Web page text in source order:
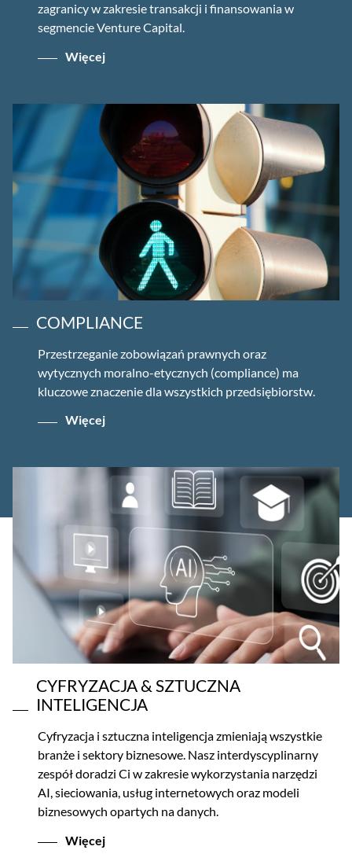
zagranicy w zakresie transakcji i finansowania w
segmencie Venture Capital.
Więcej
COMPLIANCE
Przestrzeganie zobowiązań prawnych oraz
wytycznych moralno-etycznych (compliance) ma
kluczowe znaczenie dla wszystkich przedsiębiorstw.
Więcej
CYFRYZACJA & SZTUCZNA
INTELIGENCJA
Cyfryzacja i sztuczna inteligencja zmieniają wszystkie
branże i sektory biznesowe. Nasz interdyscyplinarny
zespół doradzi Ci w zakresie wykorzystania narzędzi
AI, sieciowania, usług internetowych oraz modeli
biznesowych opartych na danych.
Więcej